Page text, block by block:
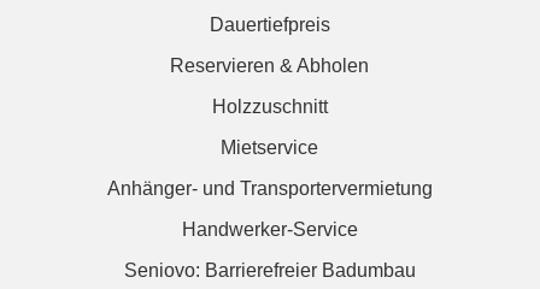
Dauertiefpreis
Reservieren & Abholen
Holzzuschnitt
Mietservice
Anhänger- und Transportervermietung
Handwerker-Service
Seniovo: Barrierefreier Badumbau